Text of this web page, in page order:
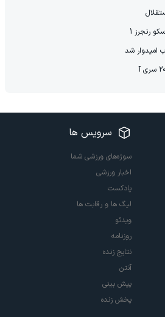
امیدوار شد
سرویس ها
سوژه‌های ورزشی شما
اخبار ورزشی
پادکست
لیگ ها و رقابت ها
ویدئو
روزنامه
نتایج زنده
آنتن
پیش بینی
پخش زنده